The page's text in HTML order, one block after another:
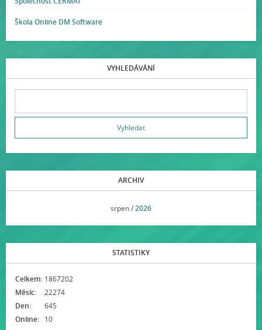
Škola Online DM Software
VYHLEDÁVÁNÍ
ARCHIV
srpen /2026
STATISTIKY
Online: 10
Celkem: 1867202
Měsíc:
22274
Den:
645